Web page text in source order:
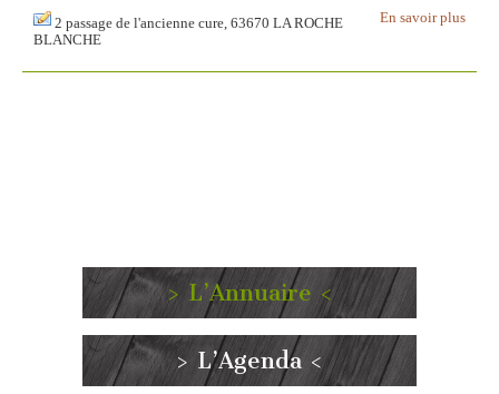
En savoir plus
2 passage de l'ancienne cure, 63670 LA ROCHE
BLANCHE
> L’Annuaire <
> L’Agenda <